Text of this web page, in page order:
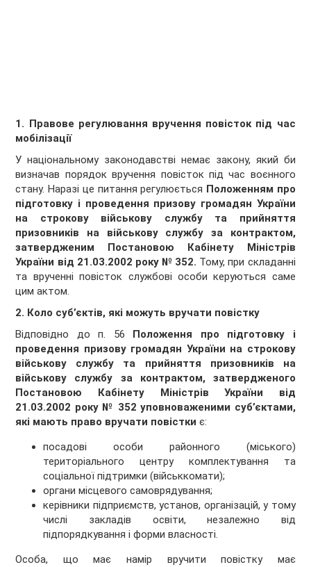
1. Правове регулювання вручення повісток під час
мобілізації
У національному законодавстві немає закону, який би
визначав порядок вручення повісток під час воєнного
стану. Наразі це питання регулюється Положенням про
підготовку і проведення призову громадян України
на строкову військову службу та прийняття
призовників на військову службу за контрактом,
затвердженим Постановою Кабінету Міністрів
України від 21.03.2002 року № 352. Тому, при складанні
та врученні повісток службові особи керуються саме
цим актом.
2. Коло суб’єктів, які можуть вручати повістку
Відповідно до п. 56 Положення про підготовку і
проведення призову громадян України на строкову
військову службу та прийняття призовників на
військову службу за контрактом, затвердженого
Постановою Кабінету Міністрів України від
21.03.2002 року № 352 уповноваженими суб’єктами,
які мають право вручати повістки є:
посадові особи районного (міського)
територіального центру комплектування та
соціальної підтримки (військкомати);
органи місцевого самоврядування;
керівники підприємств, установ, організацій, у тому
числі закладів освіти, незалежно від
підпорядкування і форми власності.
Особа, що має намір вручити повістку має